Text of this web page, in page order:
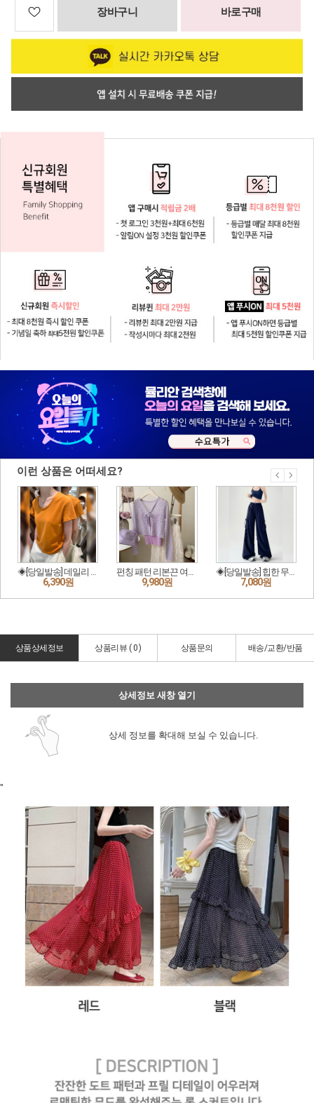
장바구니 바로구매
상품상세정보 상품리뷰 ( 0) 상품문의 배송/교환/반품
상세정보 새창 열기
상세 정보를 확대해 보실 수 있습니다.
"